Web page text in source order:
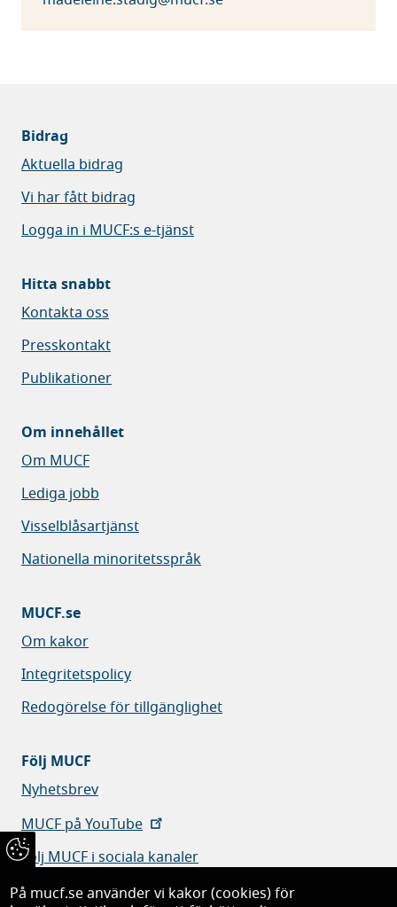
Bidrag
Aktuella bidrag
Vi har fått bidrag
Logga in i MUCF:s e-tjänst
Hitta snabbt
Kontakta oss
Presskontakt
Publikationer
Om innehållet
Om MUCF
Lediga jobb
Visselblåsartjänst
Nationella minoritetsspråk
MUCF.se
Om kakor
Integritetspolicy
Redogörelse för tillgänglighet
Följ MUCF
Nyhetsbrev
MUCF på YouTube
Följ MUCF i sociala kanaler
På mucf.se använder vi kakor (cookies) för